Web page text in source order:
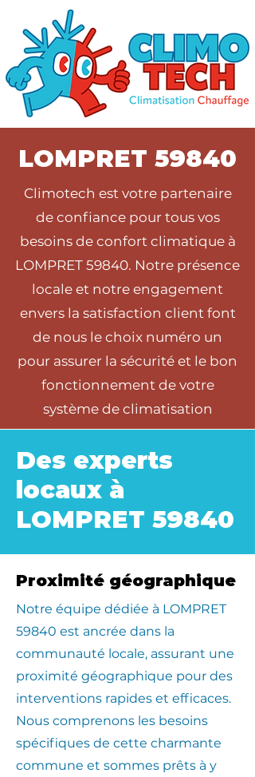
LOMPRET 59840
Climotech est votre partenaire
de confiance pour tous vos
besoins de confort climatique à
LOMPRET 59840. Notre présence
locale et notre engagement
envers la satisfaction client font
de nous le choix numéro un
pour assurer la sécurité et le bon
fonctionnement de votre
système de climatisation
Des experts
locaux à
LOMPRET 59840
Proximité géographique
​Notre équipe dédiée à LOMPRET
59840 est ancrée dans la
communauté locale, assurant une
proximité géographique pour des
interventions rapides et efficaces.
Nous comprenons les besoins
spécifiques de cette charmante
commune et sommes prêts à y